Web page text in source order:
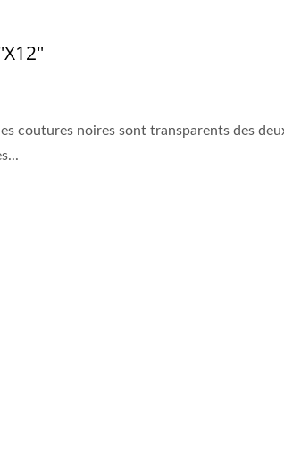
coutures noires sont transparents des